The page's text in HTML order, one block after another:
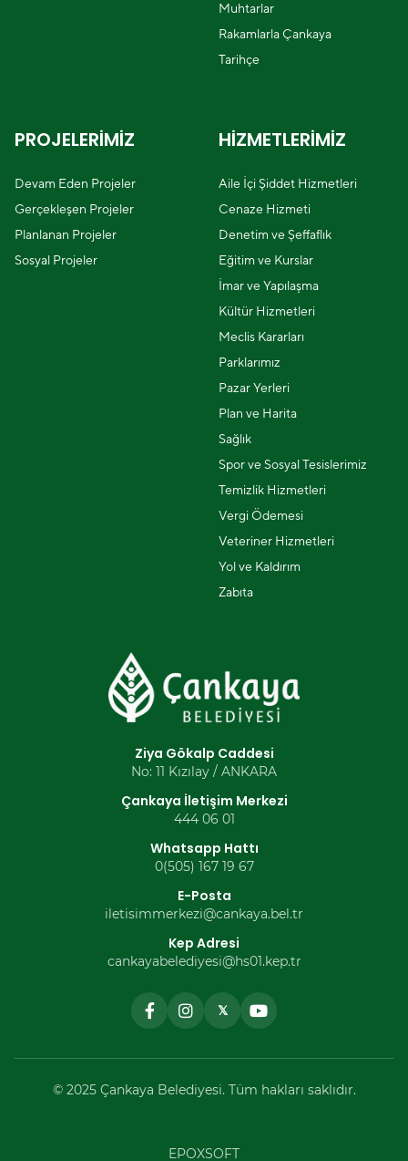
Muhtarlar
Rakamlarla Çankaya
Tarihçe
PROJELERİMİZ
Devam Eden Projeler
Gerçekleşen Projeler
Planlanan Projeler
Sosyal Projeler
HİZMETLERİMİZ
Aile İçi Şiddet Hizmetleri
Cenaze Hizmeti
Denetim ve Şeffaflık
Eğitim ve Kurslar
İmar ve Yapılaşma
Kültür Hizmetleri
Meclis Kararları
Parklarımız
Pazar Yerleri
Plan ve Harita
Sağlık
Spor ve Sosyal Tesislerimiz
Temizlik Hizmetleri
Vergi Ödemesi
Veteriner Hizmetleri
Yol ve Kaldırım
Zabıta
Ziya Gökalp Caddesi
No: 11 Kızılay / ANKARA
Çankaya İletişim Merkezi
444 06 01
Whatsapp Hattı
0(505) 167 19 67
E-Posta
iletisimmerkezi@cankaya.bel.tr
Kep Adresi
cankayabelediyesi@hs01.kep.tr
𝕏
© 2025 Çankaya Belediyesi. Tüm hakları saklıdır.
EPOXSOFT